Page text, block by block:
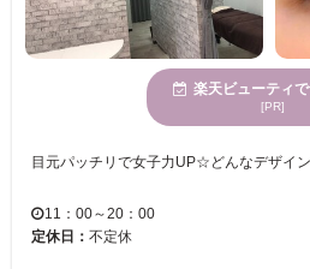
楽天ビューティ
[PR]
11：00～20：00
定休日： 不定休